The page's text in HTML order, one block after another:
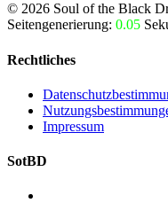
© 2026 Soul of the Black
Seitengenerierung: 0.05
Rechtliches
Impressum
SotBD